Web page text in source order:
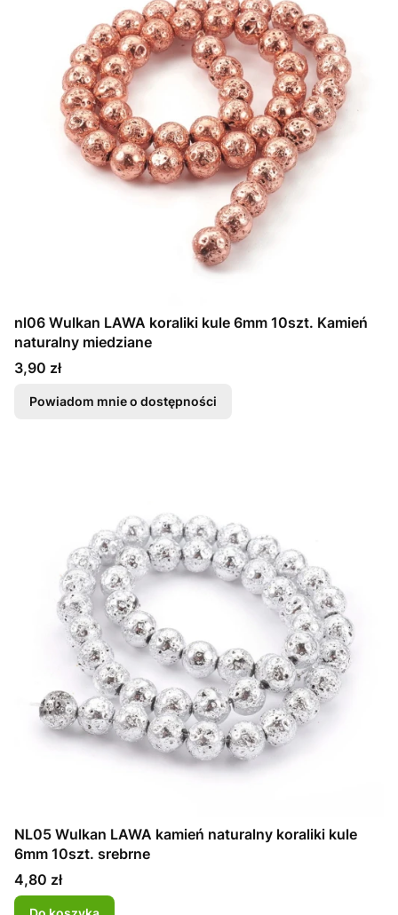
nl06 Wulkan LAWA koraliki kule 6mm 10szt. Kamień
naturalny miedziane
Cena
3,90 zł
Powiadom mnie o dostępności
NL05 Wulkan LAWA kamień naturalny koraliki kule
6mm 10szt. srebrne
Cena
4,80 zł